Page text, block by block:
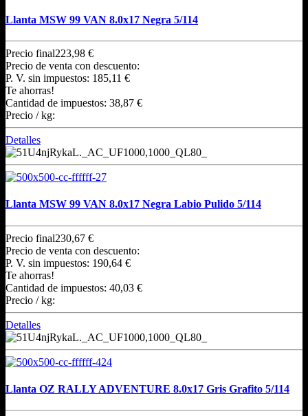
Llanta MSW 99 VAN 8.0x17 Negra 5/114
Precio final223,98 €
Precio de venta con descuento:
P. V. sin impuestos: 185,11 €
Te ahorras!
Cantidad de impuestos: 38,87 €
Precio / kg:
Detalles
Llanta MSW 99 VAN 8.0x17 Negra Labio Pulido 5/114
Precio final230,67 €
Precio de venta con descuento:
P. V. sin impuestos: 190,64 €
Te ahorras!
Cantidad de impuestos: 40,03 €
Precio / kg:
Detalles
Llanta OZ RALLY ADVENTURE 8.0x17 Gris Grafito 5/114